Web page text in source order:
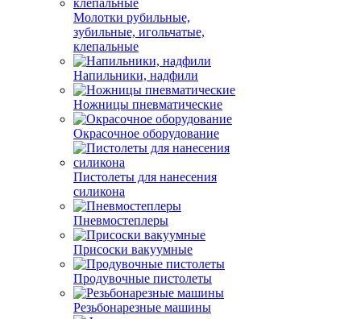
Молотки рубильные,
зубильные, игольчатые,
клепальные
Напильники, надфили
Ножницы пневматические
Окрасочное оборудование
Пистолеты для нанесения
силикона
Пневмостеплеры
Присоски вакуумные
Продувочные пистолеты
Резьбонарезные машины